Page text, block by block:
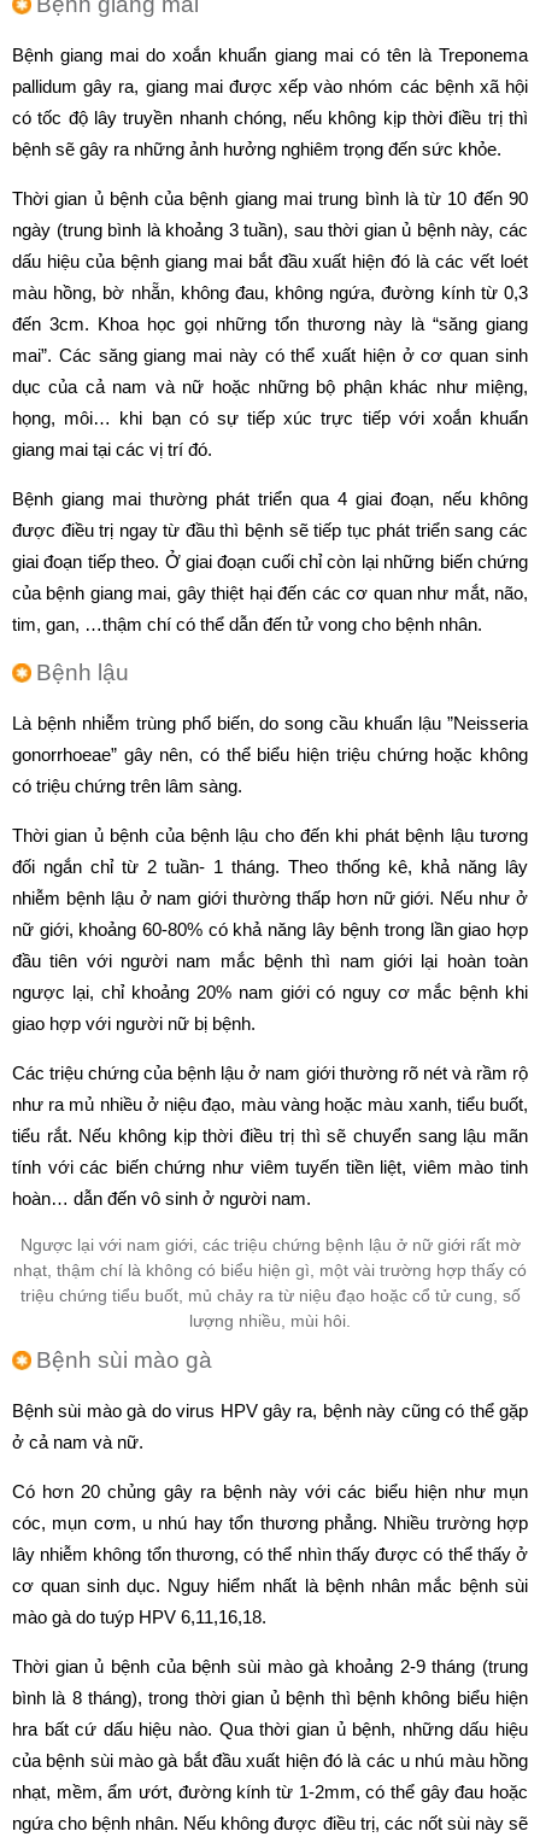
Bệnh giang mai do xoắn khuẩn giang mai có tên là Treponema
pallidum gây ra, giang mai được xếp vào nhóm các bệnh xã hội
có tốc độ lây truyền nhanh chóng, nếu không kịp thời điều trị thì
bệnh sẽ gây ra những ảnh hưởng nghiêm trọng đến sức khỏe.
Thời gian ủ bệnh của bệnh giang mai trung bình là từ 10 đến 90
ngày (trung bình là khoảng 3 tuần), sau thời gian ủ bệnh này, các
dấu hiệu của bệnh giang mai bắt đầu xuất hiện đó là các vết loét
màu hồng, bờ nhẵn, không đau, không ngứa, đường kính từ 0,3
đến 3cm. Khoa học gọi những tổn thương này là “săng giang
mai”. Các săng giang mai này có thể xuất hiện ở cơ quan sinh
dục của cả nam và nữ hoặc những bộ phận khác như miệng,
họng, môi… khi bạn có sự tiếp xúc trực tiếp với xoắn khuẩn
giang mai tại các vị trí đó.
Bệnh giang mai thường phát triển qua 4 giai đoạn, nếu không
được điều trị ngay từ đầu thì bệnh sẽ tiếp tục phát triển sang các
giai đoạn tiếp theo. Ở giai đoạn cuối chỉ còn lại những biến chứng
của bệnh giang mai, gây thiệt hại đến các cơ quan như mắt, não,
tim, gan, …thậm chí có thể dẫn đến tử vong cho bệnh nhân.
Bệnh lậu
Là bệnh nhiễm trùng phổ biến, do song cầu khuẩn lậu ”Neisseria
gonorrhoeae” gây nên, có thể biểu hiện triệu chứng hoặc không
có triệu chứng trên lâm sàng.
Thời gian ủ bệnh của bệnh lậu cho đến khi phát bệnh lậu tương
đối ngắn chỉ từ 2 tuần- 1 tháng. Theo thống kê, khả năng lây
nhiễm bệnh lậu ở nam giới thường thấp hơn nữ giới. Nếu như ở
nữ giới, khoảng 60-80% có khả năng lây bệnh trong lần giao hợp
đầu tiên với người nam mắc bệnh thì nam giới lại hoàn toàn
ngược lại, chỉ khoảng 20% nam giới có nguy cơ mắc bệnh khi
giao hợp với người nữ bị bệnh.
Các triệu chứng của bệnh lậu ở nam giới thường rõ nét và rầm rộ
như ra mủ nhiều ở niệu đạo, màu vàng hoặc màu xanh, tiểu buốt,
tiểu rắt. Nếu không kịp thời điều trị thì sẽ chuyển sang lậu mãn
tính với các biến chứng như viêm tuyến tiền liệt, viêm mào tinh
hoàn… dẫn đến vô sinh ở người nam.
Ngược lại với nam giới, các triệu chứng bệnh lậu ở nữ giới rất mờ
nhạt, thậm chí là không có biểu hiện gì, một vài trường hợp thấy có
triệu chứng tiểu buốt, mủ chảy ra từ niệu đạo hoặc cổ tử cung, số
lượng nhiều, mùi hôi.
Bệnh sùi mào gà
Bệnh sùi mào gà do virus HPV gây ra, bệnh này cũng có thể gặp
ở cả nam và nữ.
Có hơn 20 chủng gây ra bệnh này với các biểu hiện như mụn
cóc, mụn cơm, u nhú hay tổn thương phẳng. Nhiều trường hợp
lây nhiễm không tổn thương, có thể nhìn thấy được có thể thấy ở
cơ quan sinh dục. Nguy hiểm nhất là bệnh nhân mắc bệnh sùi
mào gà do tuýp HPV 6,11,16,18.
Thời gian ủ bệnh của bệnh sùi mào gà khoảng 2-9 tháng (trung
bình là 8 tháng), trong thời gian ủ bệnh thì bệnh không biểu hiện
hra bất cứ dấu hiệu nào. Qua thời gian ủ bệnh, những dấu hiệu
của bệnh sùi mào gà bắt đầu xuất hiện đó là các u nhú màu hồng
nhạt, mềm, ẩm ướt, đường kính từ 1-2mm, có thể gây đau hoặc
ngứa cho bệnh nhân. Nếu không được điều trị, các nốt sùi này sẽ